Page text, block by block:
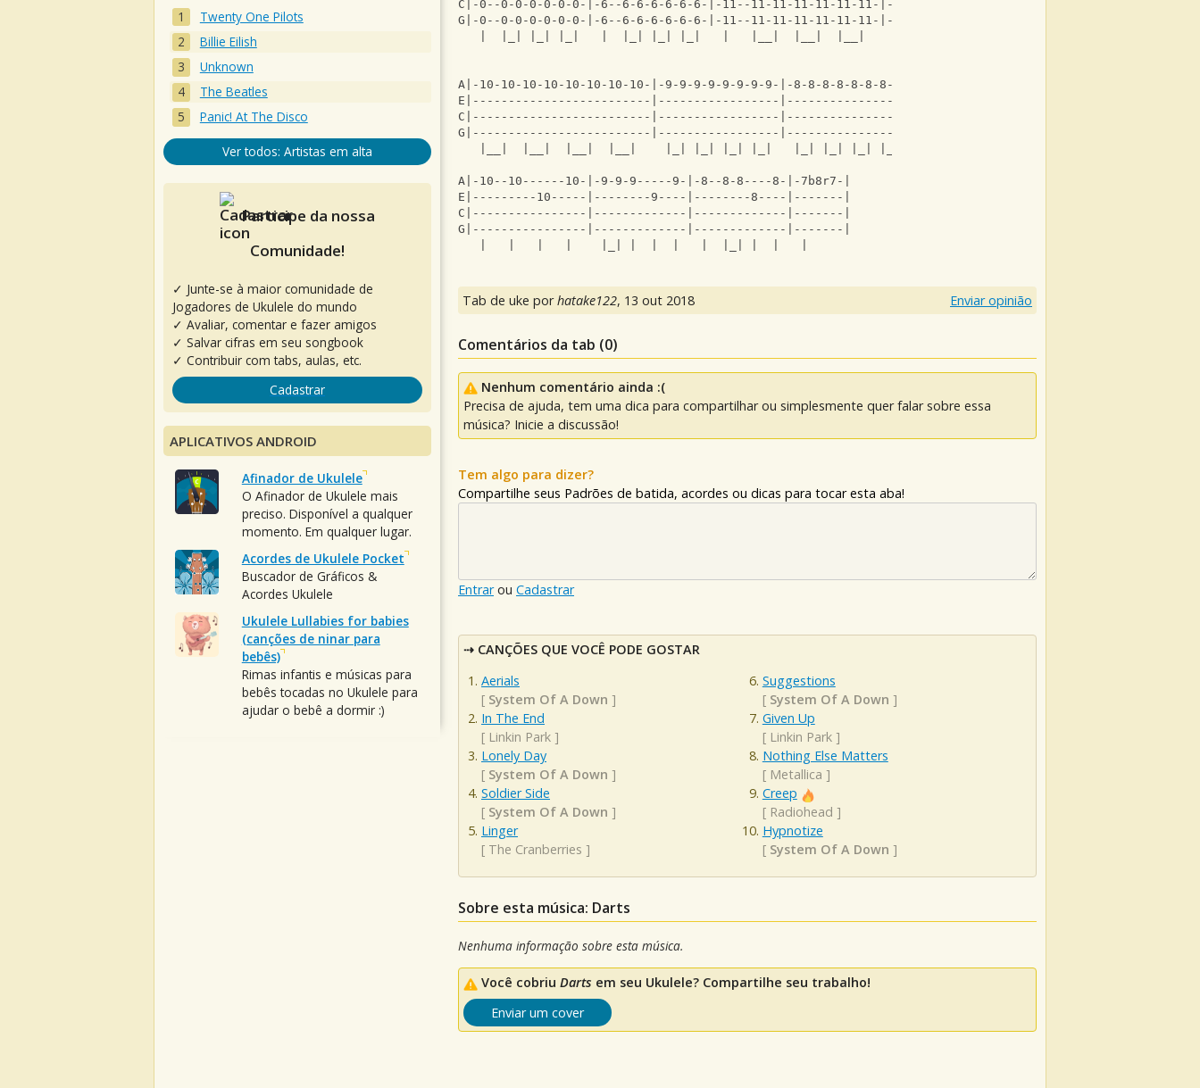
C|-0--0-0-0-0-0-0-|-6--6-6-6-6-6-6-|-11--11-11-11-11-11-11-|-5--5-5-5-5-5-5-|x2
G|-0--0-0-0-0-0-0-|-6--6-6-6-6-6-6-|-11--11-11-11-11-11-11-|-5--5-5-5-5-5-5-|
A|-10-10-10-10-10-10-10-10-|-9-9-9-9-9-9-9-9-|-8-8-8-8-8-8-8-8-|-7-7-7-7-7-7-7-7-|
E|-------------------------|-----------------|-----------------|-----------------|
C|-------------------------|-----------------|-----------------|-----------------|
G|-------------------------|-----------------|-----------------|-----------------|
A|-10--10------10-|-9-9-9-----9-|-8--8-8----8-|-7b8r7-|
E|---------10-----|--------9----|--------8----|-------|
C|----------------|-------------|-------------|-------|
G|----------------|-------------|-------------|-------|
Tab de uke porhatake122, 13 out 2018 Enviar opinião
Comentários da tab (0)
Nenhum comentário ainda :(
Precisa de ajuda, tem uma dica para compartilhar ou simplesmente quer falar sobre essa
música? Inicie a discussão!
Tem algo para dizer?
Compartilhe seus Padrões de batida, acordes ou dicas para tocar esta aba!
Entrarou Cadastrar
CANÇÕES QUE VOCÊ PODE GOSTAR
Aerials
[ System Of A Down ]
In The End
[ Linkin Park ]
Lonely Day
[ System Of A Down ]
Soldier Side
[ System Of A Down ]
Linger
[ The Cranberries ]
Suggestions
[ System Of A Down ]
Given Up
[ Linkin Park]
Nothing Else Matters
[ Metallica ]
Creep
[ Radiohead ]
Hypnotize
[ System Of A Down ]
Sobre esta música: Darts
Nenhuma informação sobre esta música.
Você cobriu Darts em seu Ukulele? Compartilhe seu trabalho!
Enviar um cover
Twenty One Pilots
Billie Eilish
Unknown
The Beatles
Panic! At The Disco
Ver todos: Artistas em alta
Participe da nossa
Comunidade!
✓ Junte-se à maior comunidade de
Jogadores de Ukulele do mundo
✓ Avaliar, comentar e fazer amigos
✓ Salvar cifras em seu songbook
✓ Contribuir com tabs, aulas, etc.
Cadastrar
APLICATIVOS ANDROID
Afinador de Ukulele
O Afinador de Ukulele mais
preciso. Disponível a qualquer
momento. Em qualquer lugar.
Acordes de Ukulele Pocket
Buscador de Gráficos &
Acordes Ukulele
Ukulele Lullabies for babies
(canções de ninar para
bebês)
Rimas infantis e músicas para
bebês tocadas no Ukulele para
ajudar o bebê a dormir :)